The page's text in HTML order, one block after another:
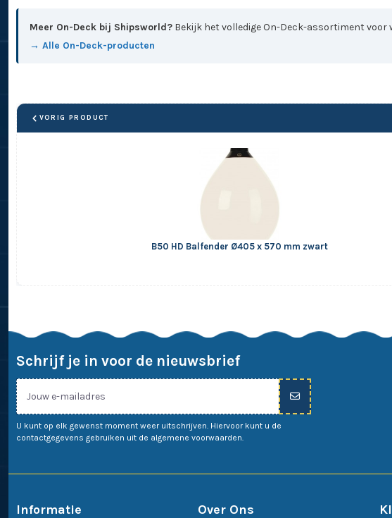
Meer On-Deck bij Shipsworld? Bekijk het volledige On-Deck-assortiment
→ Alle On-Deck-producten
VORIG PRODUCT
B50 HD Balfender Ø405 x 570 mm zwart
Schrijf je in voor de nieuwsbrief
U kunt op elk gewenst moment weer uitschrijven. Hiervoor kunt u de
contactgegevens gebruiken uit de algemene voorwaarden.
Informatie Over Ons